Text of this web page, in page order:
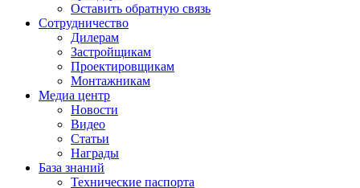
Оставить обратную связь
Сотрудничество
Дилерам
Застройщикам
Проектировщикам
Монтажникам
Медиа центр
Новости
Видео
Статьи
Награды
База знаний
Технические паспорта